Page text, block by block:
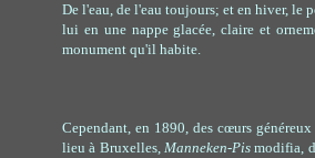
De l'eau, de l'eau toujours; et en hiver, le
lui en une nappe glacée, claire et
monument qu'il habite.
Cependant, en 1890, des cœurs
lieu à Bruxelles,Manneken-Pismodifia,